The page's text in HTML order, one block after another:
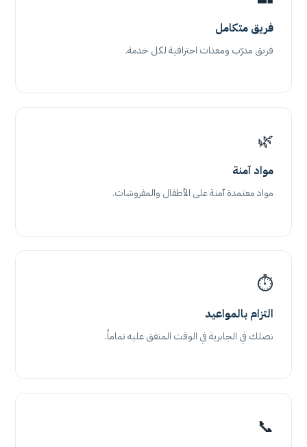
فريق متكامل
فريق مدرّب ومعدات احترافية لكل خدمة.
🌿
مواد آمنة
مواد معتمدة آمنة على الأطفال والمفروشات.
⏱️
التزام بالمواعيد
نصلك في الجابرية في الوقت المتفق عليه تماماً.
📞